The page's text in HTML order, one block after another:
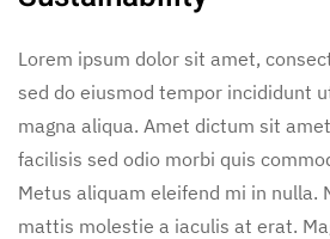
Lorem ipsum dolor sit amet,
sed do eiusmod tempor incididunt
magna aliqua. Amet dictum sit
facilisis sed odio morbi quis
Metus aliquam eleifend mi in nulla.
mattis molestie a iaculis at erat.